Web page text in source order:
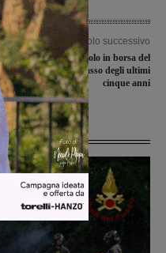
Articolo successivo
Bekaert, crolla il titolo in borsa del
25%. Il livello più basso degli ultimi
cinque anni